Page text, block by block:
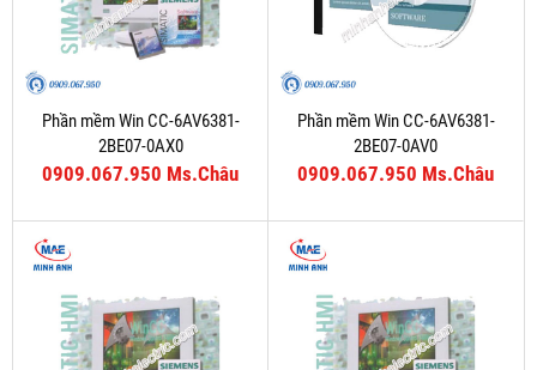
Phần mềm Win CC-6AV6381-
2BE07-0AX0
0909.067.950 Ms.Châu
Phần mềm Win CC-6AV6381-
2BE07-0AV0
0909.067.950 Ms.Châu